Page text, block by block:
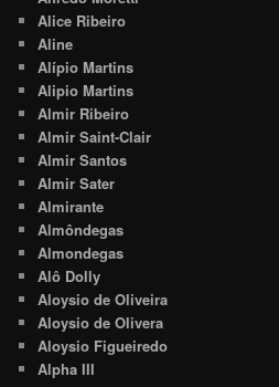
Alice Ribeiro
Aline
Alípio Martins
Alipio Martins
Almir Ribeiro
Almir Saint-Clair
Almir Santos
Almir Sater
Almirante
Almôndegas
Almondegas
Alô Dolly
Aloysio de Oliveira
Aloysio de Olivera
Aloysio Figueiredo
Alpha III